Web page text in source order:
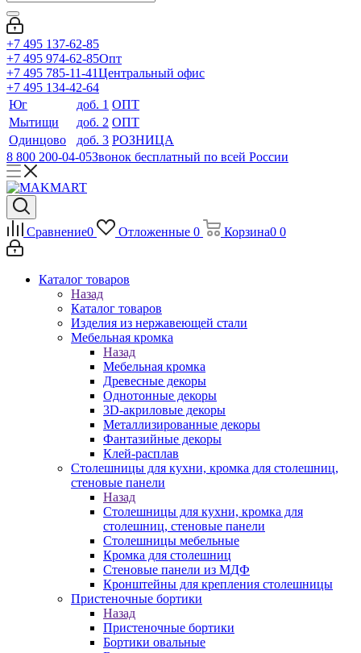
+7 495 137-62-85
+7 495 974-62-85Опт
+7 495 785-11-41Центральный офис
+7 495 134-42-64
Юг
доб. 1 ОПТ
Мытищи
доб. 2 ОПТ
Одинцово
доб. 3 РОЗНИЦА
8 800 200-04-05Звонок бесплатный по всей России
Сравнение0 Отложенные 0 Корзина0 0
Каталог товаров
Назад
Каталог товаров
Изделия из нержавеющей стали
Мебельная кромка
Назад
Мебельная кромка
Древесные декоры
Однотонные декоры
3D-акриловые декоры
Металлизированные декоры
Фантазийные декоры
Клей-расплав
Столешницы для кухни, кромка для столешниц,
стеновые панели
Назад
Столешницы для кухни, кромка для
столешниц, стеновые панели
Столешницы мебельные
Кромка для столешниц
Стеновые панели из МДФ
Кронштейны для крепления столешницы
Пристеночные бортики
Назад
Пристеночные бортики
Бортики овальные